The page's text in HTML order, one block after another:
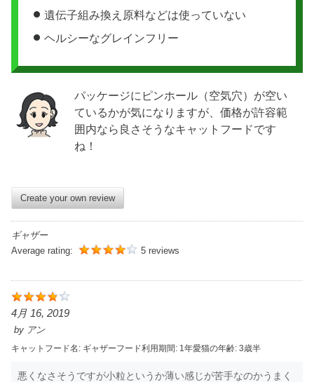
遺伝子組み換え原料などは使っていない
ヘルシーなグレインフリー
パッケージにピンホール（空気穴）が空い
ているかが気になりますが、価格が許容範
囲内なら良さそうなキャットフードです
ね！
Create your own review
ギャザー
Average rating:
5 reviews
4月 16, 2019
by アン
キャットフード名: ギャザーフード利用期間: 1年愛猫の年齢: 3歳半
悪くなさそうですが小粒というか薄い感じが苦手なのかうまく